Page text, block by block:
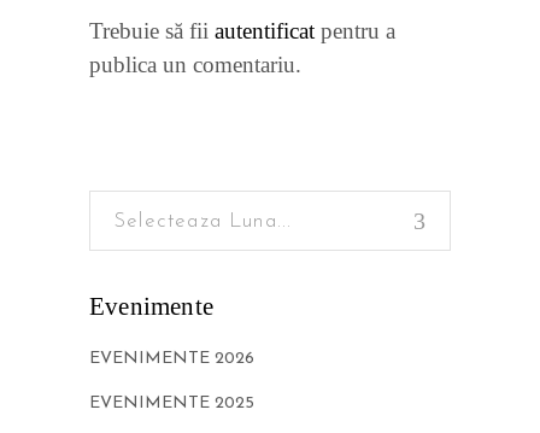
Trebuie să fii autentificat pentru a
publica un comentariu.
Selecteaza Luna...
Evenimente
EVENIMENTE 2026
EVENIMENTE 2025